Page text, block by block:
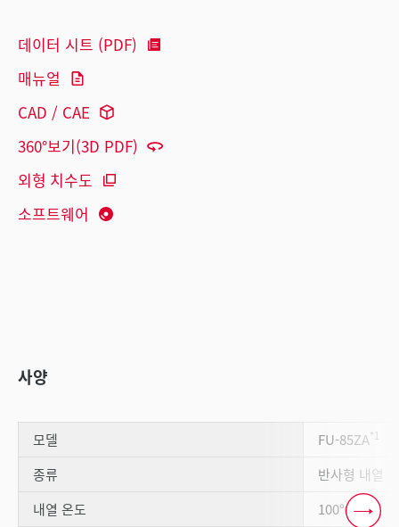
데이터 시트 (PDF)
매뉴얼
CAD / CAE
360°보기(3D PDF)
외형 치수도
소프트웨어
사양
모델 FU-85ZA*1
종류
반사형 내열
내열 온도
100℃ *3